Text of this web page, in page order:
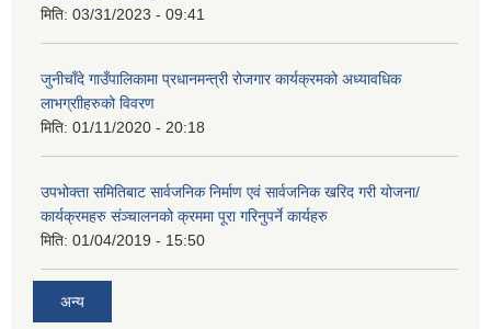
मिति: 03/31/2023 - 09:41
जुनीचाँदे गाउँपालिकामा प्रधानमन्‍त्री रोजगार कार्यक्रमको अध्यावधिक
लाभग्राीहरुको विवरण
मिति: 01/11/2020 - 20:18
उपभोक्ता समितिबाट सार्वजनिक निर्माण एवं सार्वजनिक खरिद गरी योजना/
कार्यक्रमहरु संञ्‍चालनको क्रममा पूरा गरिनुपर्ने कार्यहरु
मिति: 01/04/2019 - 15:50
अन्य